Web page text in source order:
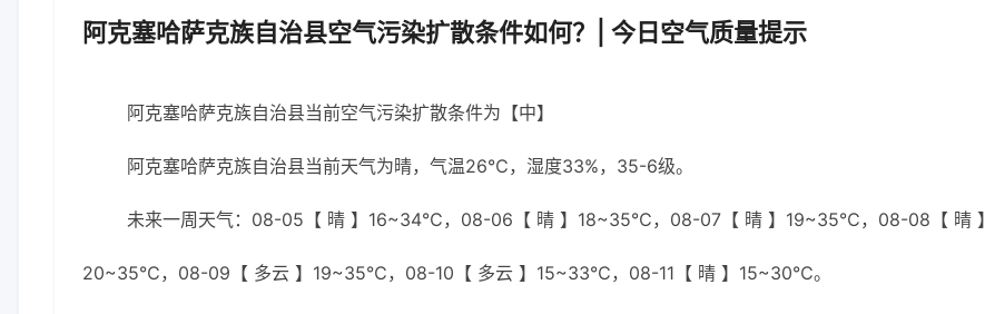
阿克塞哈萨克族自治县空气污染扩散条件如何？| 今日空气质量提示
阿克塞哈萨克族自治县当前空气污染扩散条件为【中】
阿克塞哈萨克族自治县当前天气为晴，气温26℃，湿度33%，35-6级。
未来一周天气：08-05【 晴 】16~34℃，08-06【 晴 】18~35℃，08-07【 晴 】19~35℃，08-08【 晴 】
20~35℃，08-09【 多云 】19~35℃，08-10【 多云 】15~33℃，08-11【 晴 】15~30℃。